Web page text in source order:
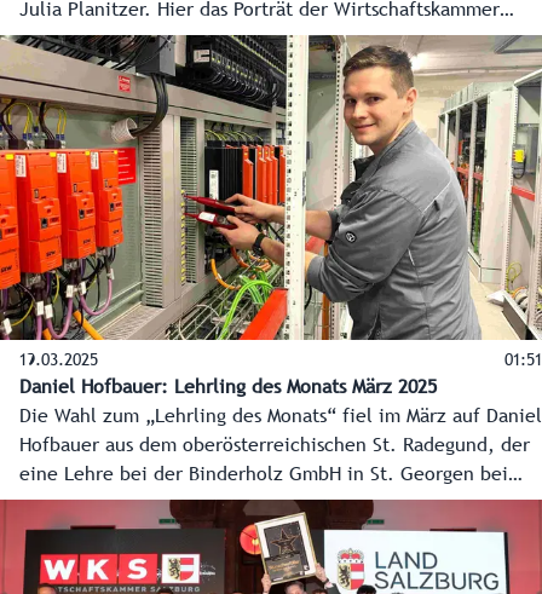
Julia Planitzer. Hier das Porträt der Wirtschaftskammer
Salzburg.
19.03.2025 01:51
Daniel Hofbauer: Lehrling des Monats März 2025
Die Wahl zum „Lehrling des Monats“ fiel im März auf Daniel
Hofbauer aus dem oberösterreichischen St. Radegund, der
eine Lehre bei der Binderholz GmbH in St. Georgen bei
Salzburg zum Elektrotechniker macht. Land Salzburg und
Wirtschaftskammer Salzburg küren seit 2024 gemeinsam
den Lehrling des Monats.